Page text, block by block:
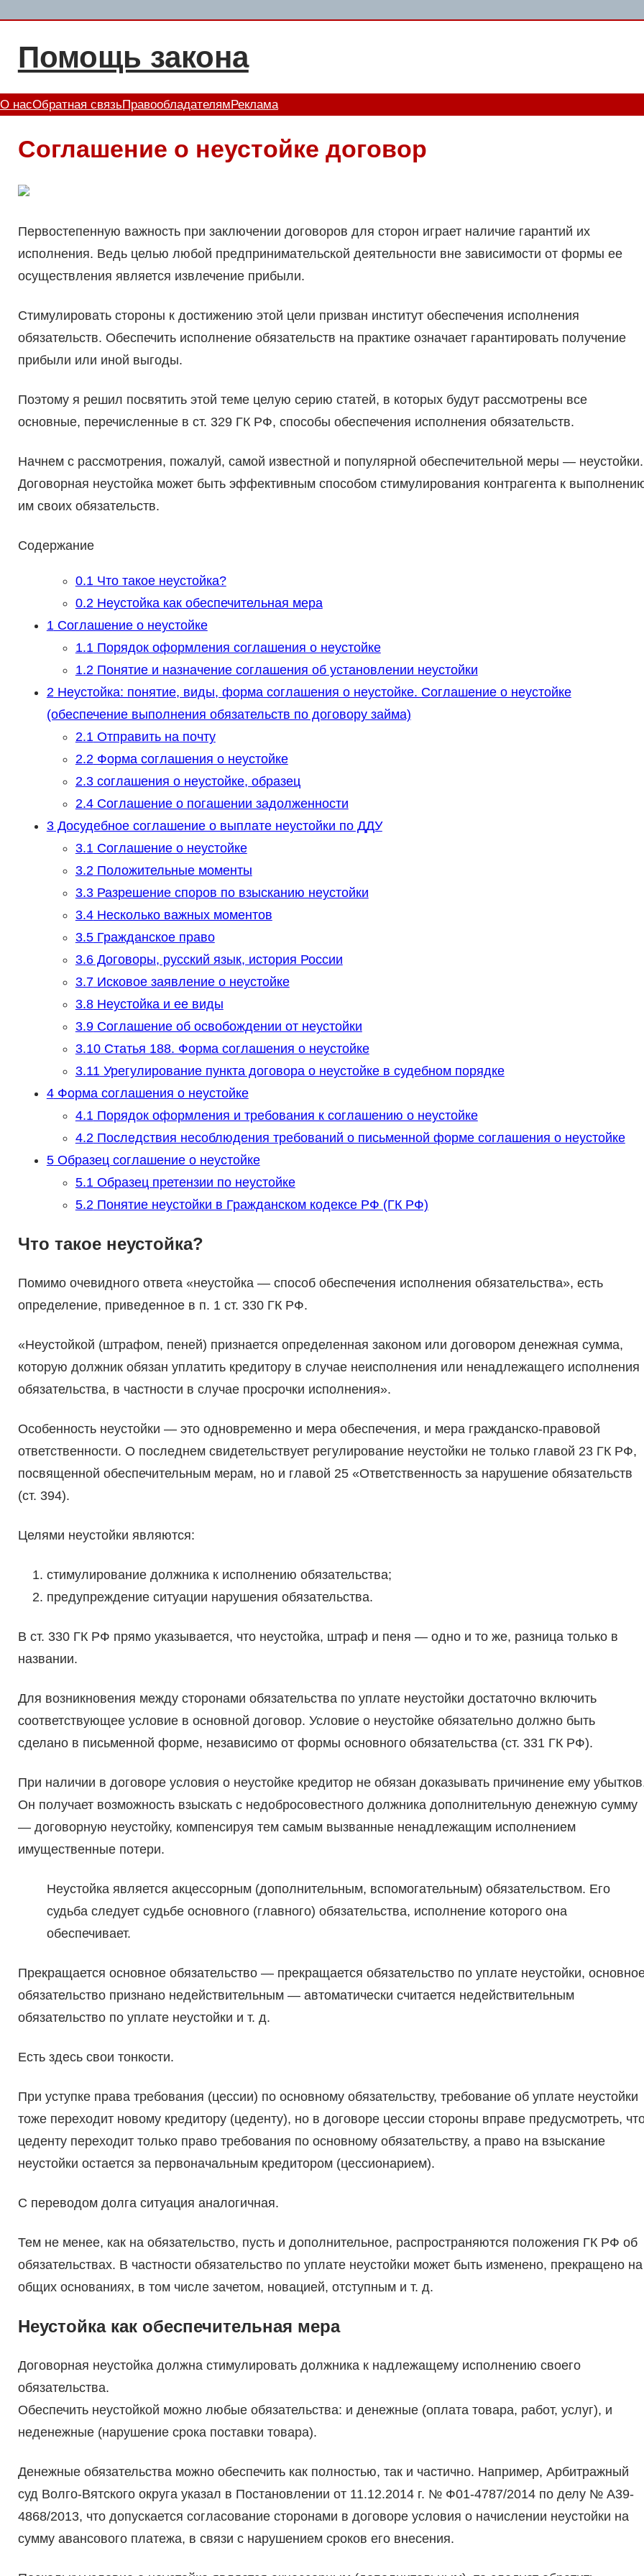
содержимому
Помощь закона
О насОбратная связьПравообладателям Реклама
Соглашение о неустойке договор
Первостепенную важность при заключении договоров для сторон играет наличие гарантий их
исполнения. Ведь целью любой предпринимательской деятельности вне зависимости от формы ее
осуществления является извлечение прибыли.
Стимулировать стороны к достижению этой цели призван институт обеспечения исполнения
обязательств. Обеспечить исполнение обязательств на практике означает гарантировать получение
прибыли или иной выгоды.
Поэтому я решил посвятить этой теме целую серию статей, в которых будут рассмотрены все
основные, перечисленные в ст. 329 ГК РФ, способы обеспечения исполнения обязательств.
Начнем с рассмотрения, пожалуй, самой известной и популярной обеспечительной меры — неустойки.
Договорная неустойка может быть эффективным способом стимулирования контрагента к
им своих обязательств.
Содержание
0.1Что такое неустойка?
0.2Неустойка как обеспечительная мера
1Соглашение о неустойке
1.1Порядок оформления соглашения о неустойке
1.2Понятие и назначение соглашения об установлении неустойки
2Неустойка: понятие, виды, форма соглашения о неустойке. Соглашение о неустойке
(обеспечение выполнения обязательств по договору займа)
2.1Отправить на почту
2.2Форма соглашения о неустойке
2.3соглашения о неустойке, образец
2.4Соглашение о погашении задолженности
3Досудебное соглашение о выплате неустойки по ДДУ
3.1Соглашение о неустойке
3.2Положительные моменты
3.3Разрешение споров по взысканию неустойки
3.4Несколько важных моментов
3.5Гражданское право
3.6Договоры, русский язык, история России
3.7Исковое заявление о неустойке
3.8Неустойка и ее виды
3.9Соглашение об освобождении от неустойки
3.10Статья 188. Форма соглашения о неустойке
3.11Урегулирование пункта договора о неустойке в судебном порядке
4Форма соглашения о неустойке
4.1Порядок оформления и требования к соглашению о неустойке
4.2Последствия несоблюдения требований о письменной форме соглашения о неустойке
5Образец соглашение о неустойке
5.1Образец претензии по неустойке
5.2Понятие неустойки в Гражданском кодексе РФ (ГК РФ)
Что такое неустойка?
Помимо очевидного ответа «неустойка — способ обеспечения исполнения обязательства», есть
определение, приведенное в п. 1 ст. 330 ГК РФ.
«Неустойкой (штрафом, пеней) признается определенная законом или договором денежная сумма,
которую должник обязан уплатить кредитору в случае неисполнения или ненадлежащего исполнения
обязательства, в частности в случае просрочки исполнения».
Особенность неустойки — это одновременно и мера обеспечения, и мера гражданско-правовой
ответственности. О последнем свидетельствует регулирование неустойки не только главой 23 ГК РФ,
посвященной обеспечительным мерам, но и главой 25 «Ответственность за нарушение обязательств
(ст. 394).
Целями неустойки являются:
стимулирование должника к исполнению обязательства;
предупреждение ситуации нарушения обязательства.
В ст. 330 ГК РФ прямо указывается, что неустойка, штраф и пеня — одно и то же, разница только в
названии.
Для возникновения между сторонами обязательства по уплате неустойки достаточно включить
соответствующее условие в основной договор. Условие о неустойке обязательно должно быть
сделано в письменной форме, независимо от формы основного обязательства (ст. 331 ГК РФ).
При наличии в договоре условия о неустойке кредитор не обязан доказывать причинение ему
Он получает возможность взыскать с недобросовестного должника дополнительную денежную сумму
— договорную неустойку, компенсируя тем самым вызванные ненадлежащим исполнением
имущественные потери.
Неустойка является акцессорным (дополнительным, вспомогательным) обязательством. Его
судьба следует судьбе основного (главного) обязательства, исполнение которого она
обеспечивает.
Прекращается основное обязательство — прекращается обязательство по уплате неустойки,
обязательство признано недействительным — автоматически считается недействительным
обязательство по уплате неустойки и т. д.
Есть здесь свои тонкости.
При уступке права требования (цессии) по основному обязательству, требование об уплате неустойки
тоже переходит новому кредитору (цеденту), но в договоре цессии стороны вправе предусмотреть,
цеденту переходит только право требования по основному обязательству, а право на взыскание
неустойки остается за первоначальным кредитором (цессионарием).
С переводом долга ситуация аналогичная.
Тем не менее, как на обязательство, пусть и дополнительное, распространяются положения ГК РФ об
обязательствах. В частности обязательство по уплате неустойки может быть изменено, прекращено на
общих основаниях, в том числе зачетом, новацией, отступным и т. д.
Неустойка как обеспечительная мера
Договорная неустойка должна стимулировать должника к надлежащему исполнению своего
обязательства.
Обеспечить неустойкой можно любые обязательства: и денежные (оплата товара, работ, услуг), и
неденежные (нарушение срока поставки товара).
Денежные обязательства можно обеспечить как полностью, так и частично. Например, Арбитражный
суд Волго-Вятского округа указал в Постановлении от 11.12.2014 г. № Ф01-4787/2014 по делу № А39-
4868/2013, что допускается согласование сторонами в договоре условия о начислении неустойки на
сумму авансового платежа, в связи с нарушением сроков его внесения.